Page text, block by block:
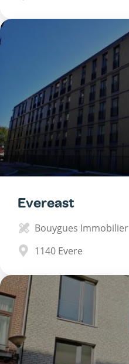
Evereast
Bouygues Immobilier
1140 Evere